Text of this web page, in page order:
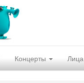
Концерты Лица